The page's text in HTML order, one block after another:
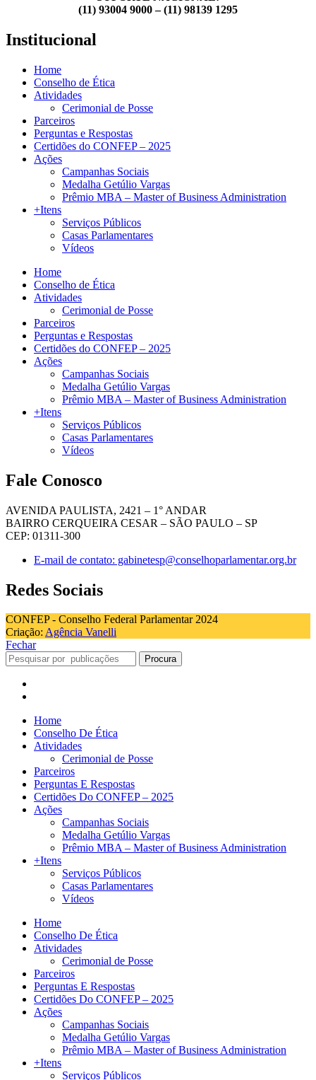
(11) 93004 9000 – (11) 98139 1295
Institucional
Home
Conselho de Ética
Atividades
Cerimonial de Posse
Parceiros
Perguntas e Respostas
Certidões do CONFEP – 2025
Ações
Campanhas Sociais
Medalha Getúlio Vargas
Prêmio MBA – Master of Business Administration
+Itens
Serviços Públicos
Casas Parlamentares
Vídeos
Home
Conselho de Ética
Atividades
Cerimonial de Posse
Parceiros
Perguntas e Respostas
Certidões do CONFEP – 2025
Ações
Campanhas Sociais
Medalha Getúlio Vargas
Prêmio MBA – Master of Business Administration
+Itens
Serviços Públicos
Casas Parlamentares
Vídeos
Fale Conosco
AVENIDA PAULISTA, 2421 – 1° ANDAR
BAIRRO CERQUEIRA CESAR – SÃO PAULO – SP
CEP: 01311-300
E-mail de contato: gabinetesp@conselhoparlamentar.org.br
Redes Sociais
CONFEP - Conselho Federal Parlamentar 2024
Criação: Agência Vanelli
Fechar
Procura
Home
Conselho De Ética
Atividades
Cerimonial de Posse
Parceiros
Perguntas E Respostas
Certidões Do CONFEP – 2025
Ações
Campanhas Sociais
Medalha Getúlio Vargas
Prêmio MBA – Master of Business Administration
+Itens
Serviços Públicos
Casas Parlamentares
Vídeos
Home
Conselho De Ética
Atividades
Cerimonial de Posse
Parceiros
Perguntas E Respostas
Certidões Do CONFEP – 2025
Ações
Campanhas Sociais
Medalha Getúlio Vargas
Prêmio MBA – Master of Business Administration
+Itens
Serviços Públicos